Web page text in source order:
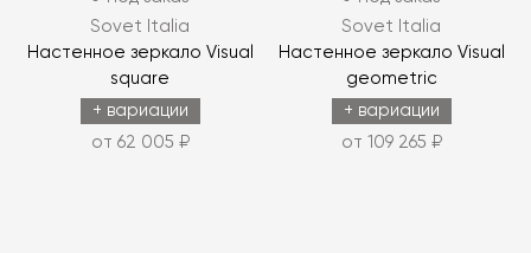
Sovet Italia
Настенное зеркало Visual
square
+ вариации
от 62 005 ₽
Sovet Italia
Настенное зеркало Visual
geometric
+ вариации
от 109 265 ₽